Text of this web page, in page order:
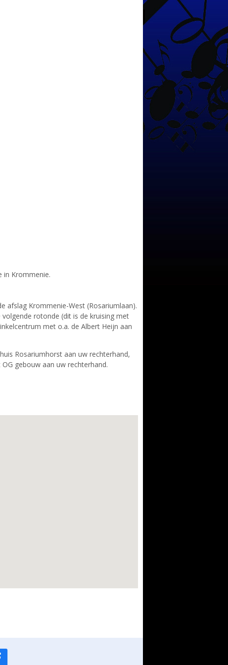
in Krommenie.
afslag Krommenie-West (Rosariumlaan).
rotonde (dit is de kruising met
met o.a. de Albert Heijn aan
Rosariumhorst aan uw rechterhand,
gebouw aan uw rechterhand.